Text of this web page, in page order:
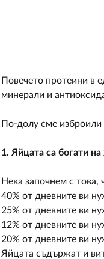
Повечето протеини в
минерали и
По-долу сме изброили
1. Яйцата са богати
Нека започнем с това,
40% от дневните ви
25% от дневните ви
12% от дневните ви
20% от дневните ви
Яйцата съдържат и